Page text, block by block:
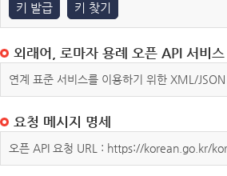
키 발급 키 찾기
외래어, 로마자 용례 오픈 API 서비스
연계 표준 서비스를 이용하기 위한 XML/
요청 메시지 명세
오픈 API 요청 URL : https://korean.go.kr/